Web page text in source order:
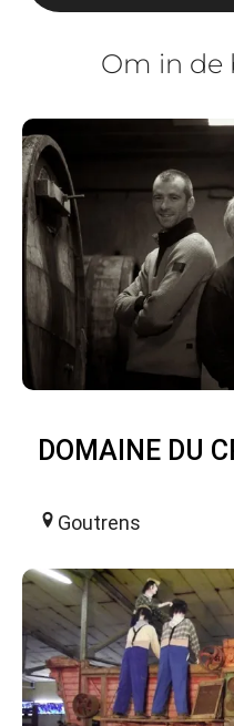
Om in de
DOMAINE DU
Goutrens